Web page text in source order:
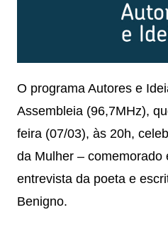
O programa Autores e
Assembleia (96,7MHz),
feira (07/03), às 20h,
da Mulher – comemorado
entrevista da poeta e
Benigno.